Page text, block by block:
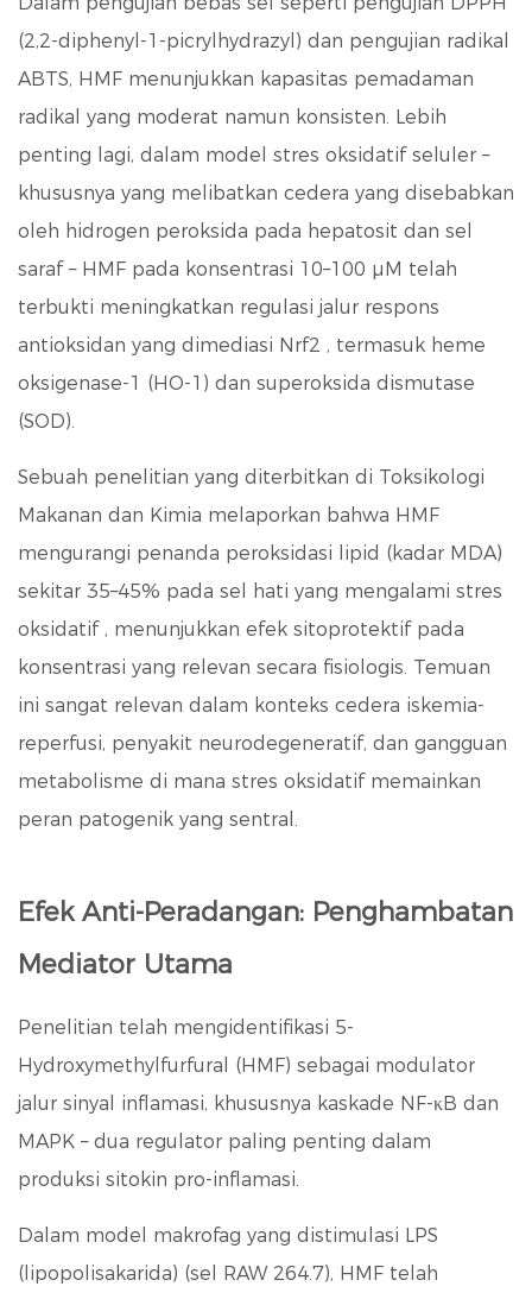
(2,2-diphenyl-1-picrylhydrazyl) dan pengujian radikal
ABTS, HMF menunjukkan kapasitas pemadaman
radikal yang moderat namun konsisten. Lebih
penting lagi, dalam model stres oksidatif seluler –
khususnya yang melibatkan cedera yang disebabkan
oleh hidrogen peroksida pada hepatosit dan sel
saraf – HMF pada konsentrasi 10–100 µM telah
terbukti meningkatkan regulasi jalur respons
antioksidan yang dimediasi Nrf2 , termasuk heme
oksigenase-1 (HO-1) dan superoksida dismutase
(SOD).
Sebuah penelitian yang diterbitkan di Toksikologi
Makanan dan Kimia melaporkan bahwa HMF
mengurangi penanda peroksidasi lipid (kadar MDA)
sekitar 35–45% pada sel hati yang mengalami stres
oksidatif , menunjukkan efek sitoprotektif pada
konsentrasi yang relevan secara fisiologis. Temuan
ini sangat relevan dalam konteks cedera iskemia-
reperfusi, penyakit neurodegeneratif, dan gangguan
metabolisme di mana stres oksidatif memainkan
peran patogenik yang sentral.
Efek Anti-Peradangan: Penghambatan
Mediator Utama
Penelitian telah mengidentifikasi 5-
Hydroxymethylfurfural (HMF) sebagai modulator
jalur sinyal inflamasi, khususnya kaskade NF-κB dan
MAPK – dua regulator paling penting dalam
produksi sitokin pro-inflamasi.
Dalam model makrofag yang distimulasi LPS
(lipopolisakarida) (sel RAW 264.7), HMF telah